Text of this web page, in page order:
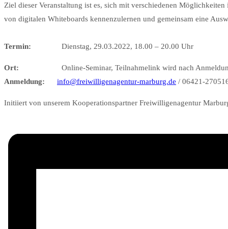
Ziel dieser Veranstaltung ist es, sich mit verschiedenen
von digitalen Whiteboards kennenzulernen und gemeinsam eine
Termin: Dienstag, 29.03.2022, 18.00 – 20.00 Uhr
Ort:
Online-Seminar, Teilnahmelink wird nach Anmeldung
Anmeldung:
info@freiwilligenagentur-marburg.de / 06421-
Initiiert von unserem Kooperationspartner Freiwilligenagentur